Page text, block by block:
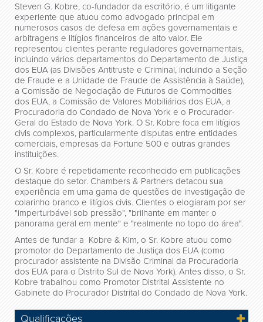
Steven G. Kobre, co-fundador da escritório, é um litigante
experiente que atuou como advogado principal em
numerosos casos de defesa em ações governamentais e
arbitragens e litígios financeiros de alto valor. Ele
representou clientes perante reguladores governamentais,
incluindo vários departamentos do Departamento de Justiça
dos EUA (as Divisões Antitruste e Criminal, incluindo a Seção
de Fraude e a Unidade de Fraude de Assistência à Saúde),
a Comissão de Negociação de Futuros de Commodities
dos EUA, a Comissão de Valores Mobiliários dos EUA, a
Procuradoria do Condado de Nova York e o Procurador-
Geral do Estado de Nova York. O Sr. Kobre foca em litígios
civis complexos, particularmente disputas entre entidades
comerciais, empresas da Fortune 500 e outras grandes
instituições.
O Sr. Kobre é repetidamente reconhecido em publicações
destaque do setor. Chambers & Partners detacou sua
experiência em uma gama de questões de investigação de
colarinho branco e litígios civis. Clientes o elogiaram por ser
"imperturbável sob pressão", "brilhante em manter o
panorama geral em mente" e "realmente no topo do área".
Antes de fundar a Kobre & Kim, o Sr. Kobre atuou como
promotor do Departamento de Justiça dos EUA (como
procurador assistente na Divisão Criminal da Procuradoria
dos EUA para o Distrito Sul de Nova York). Antes disso, o Sr.
Kobre trabalhou como Promotor Distrital Assistente no
Gabinete do Procurador Distrital do Condado de Nova York.
Qualificações